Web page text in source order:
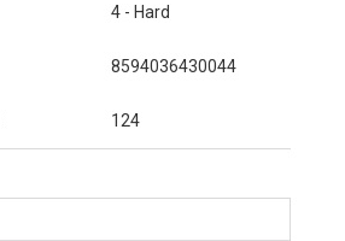
4 - Hard
8594036430044
124